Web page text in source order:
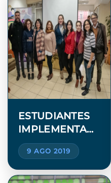
PLATA EN LOS
JUEGOS
PANAMERICANOS
DE LIMA 2019
ESTUDIANTES
IMPLEMENTAN
NOVEDOSO
PROGRAMA DE
ESTIMULACIÓN
9 AGO 2019